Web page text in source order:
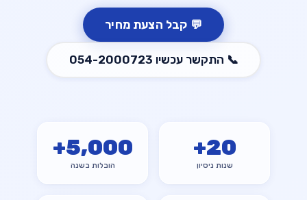
💬 קבל הצעת מחיר
📞 התקשר עכשיו 054-2000723
20
+
שנות ניסיון
5,000
+
הובלות בשנה